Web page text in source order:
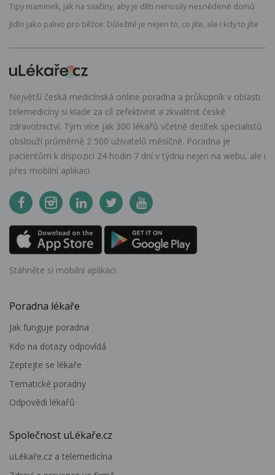
Tipy maminek, jak na svačiny, aby je děti nenosily nesnědené domů
Jídlo jako palivo pro běžce: Důležité je nejen to, co jíte, ale i kdy to jíte
Největší česká medicínská online poradna a průkopník v oblasti
telemedicíny si klade za cíl zefektivnit a zkvalitnit české
zdravotnictví. Tým více jak 300 lékařů včetně desítek specialistů
obslouží průměrně 2 500 uživatelů měsíčně. Poradna je
pacientům k dispozici 24 hodin 7 dní v týdnu nejen na webu, ale i
přes mobilní aplikaci.
Stáhněte si mobilní aplikaci
Poradna lékaře
Jak funguje poradna
Kdo na dotazy odpovídá
Zeptejte se lékaře
Tematické poradny
Odpovědi lékařů
Společnost uLékaře.cz
uLékaře.cz a telemedicína